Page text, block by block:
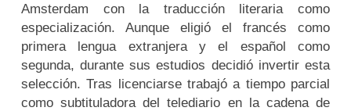
Amsterdam con la traducción literaria como
especialización. Aunque eligió el francés como
primera lengua extranjera y el español como
segunda, durante sus estudios decidió invertir esta
selección. Tras licenciarse trabajó a tiempo parcial
como subtituladora del telediario en la cadena de